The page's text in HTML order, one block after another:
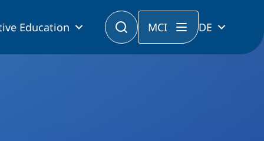
Education MCI DE